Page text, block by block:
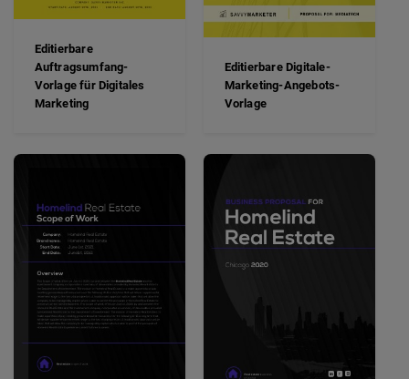
Editierbare
Auftragsumfang-
Vorlage für Digitales
Marketing
Editierbare Digitale-
Marketing-Angebots-
Vorlage